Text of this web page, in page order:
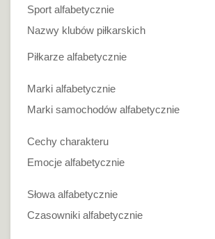
Sport alfabetycznie
Nazwy klubów piłkarskich
Piłkarze alfabetycznie
Marki alfabetycznie
Marki samochodów alfabetycznie
Cechy charakteru
Emocje alfabetycznie
Słowa alfabetycznie
Czasowniki alfabetycznie